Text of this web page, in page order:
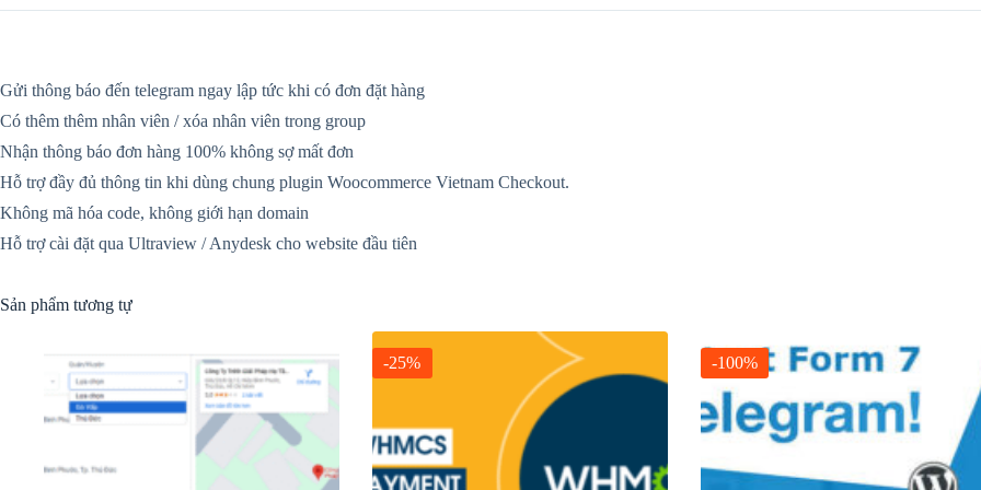
Gửi thông báo đến telegram ngay lập tức khi có đơn đặt hàng
Có thêm thêm nhân viên / xóa nhân viên trong group
Nhận thông báo đơn hàng 100% không sợ mất đơn
Hỗ trợ đầy đủ thông tin khi dùng chung plugin Woocommerce Vietnam Checkout.
Không mã hóa code, không giới hạn domain
Hỗ trợ cài đặt qua Ultraview / Anydesk cho website đầu tiên
Sản phẩm tương tự
-25% -100%